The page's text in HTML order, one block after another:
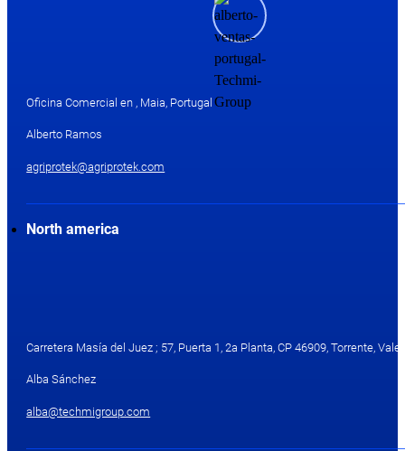
Oficina Comercial en , Maia, Portugal
Alberto Ramos
agriprotek@agriprotek.com
North america
Carretera Masía del Juez ; 57, Puerta 1, 2a Planta, CP 46909, Torrente,
Alba Sánchez
alba@techmigroup.com